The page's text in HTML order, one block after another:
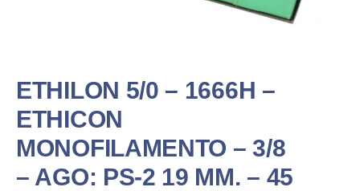
ETHILON 5/0 – 1666H –
ETHICON
MONOFILAMENTO – 3/8
– AGO: PS-2 19 MM. – 45